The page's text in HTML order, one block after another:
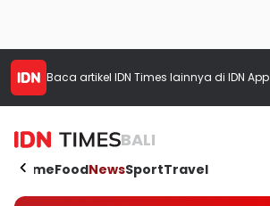
Baca artikel IDN Times lainnya di IDN App
BALI
HomeFoodNewsSportTravel